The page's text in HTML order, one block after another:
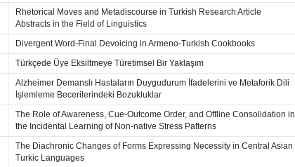
Rhetorical Moves and Metadiscourse in Turkish Research Article
Abstracts in the Field of Linguistics
Divergent Word-Final Devoicing in Armeno-Turkish Cookbooks
Türkçede Üye Eksiltmeye Türetimsel Bir Yaklaşım
Alzheimer Demanslı Hastaların Duygudurum İfadelerini ve Metaforik Dili
İşlemleme Becerilerindeki Bozukluklar
The Role of Awareness, Cue-Outcome Order, and Offline Consolidation in
the Incidental Learning of Non-native Stress Patterns
The Diachronic Changes of Forms Expressing Necessity in Central Asian
Turkic Languages